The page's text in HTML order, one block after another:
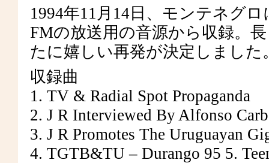
1994年11月14日、モンテネグ
FMの放送用の音源から収録。
たに嬉しい再発が決定しました
収録曲
1. TV & Radial Spot Propaganda
2. J R Interviewed By Alfonso
3. J R Promotes The Uruguayan
4. TGTB&TU – Durango 95 5.